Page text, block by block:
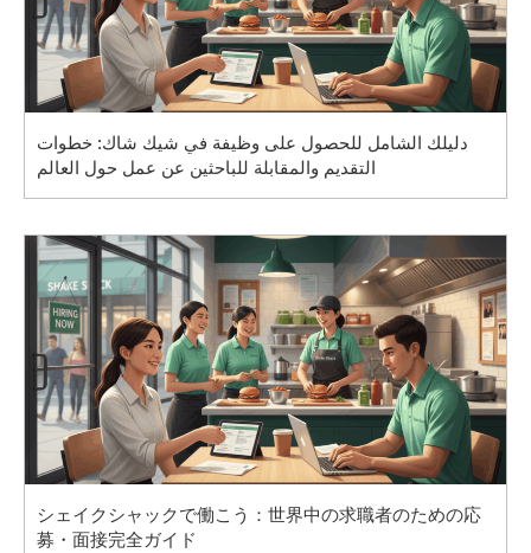
دليلك الشامل للحصول على وظيفة في شيك شاك: خطوات
التقديم والمقابلة للباحثين عن عمل حول العالم
シェイクシャックで働こう：世界中の求職者のための応
募・面接完全ガイド